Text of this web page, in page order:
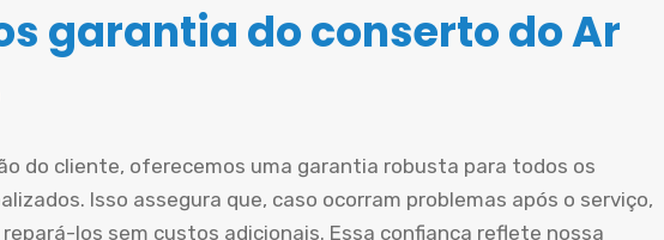
garantia do conserto do Ar
do cliente, oferecemos uma garantia robusta para todos os
Isso assegura que, caso ocorram problemas após o serviço,
los sem custos adicionais. Essa confiança reflete nossa